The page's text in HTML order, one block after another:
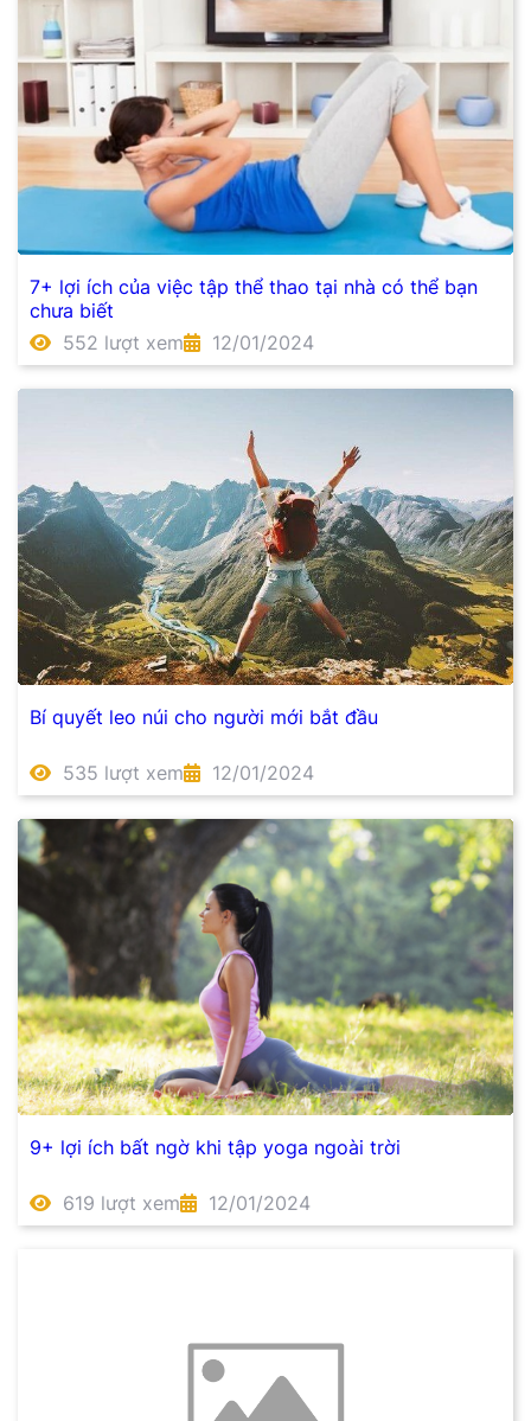
7+ lợi ích của việc tập thể thao tại nhà có thể bạn
chưa biết
552 lượt xem
12/01/2024
Bí quyết leo núi cho người mới bắt đầu
535 lượt xem 12/01/2024
9+ lợi ích bất ngờ khi tập yoga ngoài trời
619 lượt xem 12/01/2024